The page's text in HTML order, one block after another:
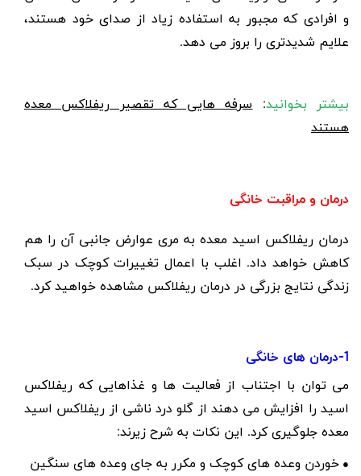
و افرادی که مجبور به استفاده زیاد از صدای خود هستند،
علایم شدیدتری را بروز می دهد.
بیشتر بخوانید:سرفه هایی که تقصیر ریفلاکس معده
هستند
درمان و مراقبت خانگی
درمان ریفلاکس اسید معده به مری عوارض جانبی آن را هم
کاهش خواهد داد. اغلب با اعمال تغییرات کوچک در سبک
زندگی نتایج بزرگی در درمان ریفلاکس مشاهده خواهید کرد.
1-درمان های خانگی
می توان با اجتناب از فعالیت ها و غذاهایی که ریفلاکس
اسید را افزایش می دهند از گلو درد ناشی از ریفلاکس اسید
معده جلوگیری کرد. این نکات به شرح زیرند:
● خوردن وعده های کوچک و مکرر به جای وعده های سنگین